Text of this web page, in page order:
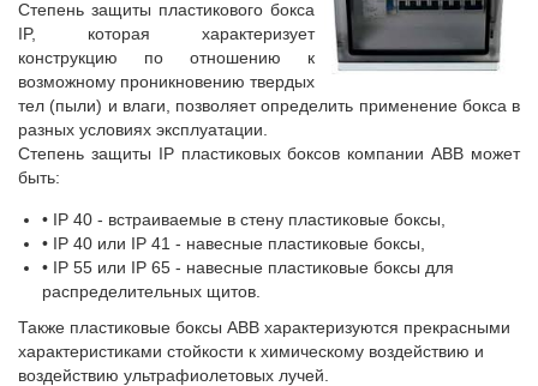
Степень защиты пластикового бокса
IP, которая характеризует
конструкцию по отношению к
возможному проникновению твердых
тел (пыли) и влаги, позволяет определить применение бокса в
разных условиях эксплуатации.
Степень защиты IP пластиковых боксов компании АВВ может
быть:
• IP 40 - встраиваемые в стену пластиковые боксы,
• IP 40 или IP 41 - навесные пластиковые боксы,
• IP 55 или IP 65 - навесные пластиковые боксы для
распределительных щитов.
Также пластиковые боксы АВВ характеризуются прекрасными
характеристиками стойкости к химическому воздействию и
воздействию ультрафиолетовых лучей.